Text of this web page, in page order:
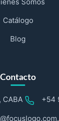
Catálogo
Blog
Contacto
CABA +54